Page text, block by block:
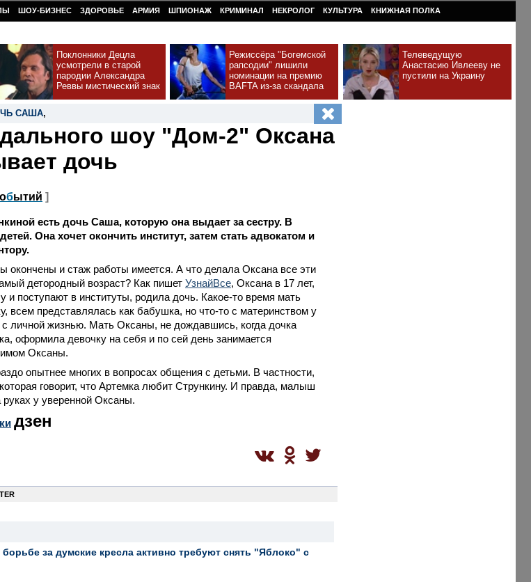
ШОУ-БИЗНЕС ЗДОРОВЬЕ АРМИЯ ШПИОНАЖ КРИМИНАЛ НЕКРОЛОГ КУЛЬТУРА КНИЖНАЯ ПОЛКА
Поклонники Децла
усмотрели в старой
пародии Александра
Реввы мистический знак
Режиссёра "Богемской
рапсодии" лишили
номинации на премию
BAFTA из-за скандала
Телеведущую
Анастасию Ивлееву не
пустили на Украину
САША,
шоу "Дом-2" Оксана
дочь
обытий ]
есть дочь Саша, которую она выдает за сестру. В
Она хочет окончить институт, затем стать адвокатом и
окончены и стаж работы имеется. А что делала Оксана все эти
детородный возраст? Как пишет УзнайВсе, Оксана в 17 лет,
и поступают в институты, родила дочь. Какое-то время мать
всем представлялась как бабушка, но что-то с материнством у
личной жизнью. Мать Оксаны, не дождавшись, когда дочка
оформила девочку на себя и по сей день занимается
Оксаны.
опытнее многих в вопросах общения с детьми. В частности,
говорит, что Артемка любит Стрункину. И правда, малыш
у уверенной Оксаны.
дзен
за думские кресла активно требуют снять "Яблоко" с